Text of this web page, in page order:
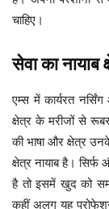
चाहिए।
सेवा का नायाब
एम्स में कार्यरत
क्षेत्र के मरीजों से
की भाषा और क्षेत्र
क्षेत्र नायाब है।
है तो इसमें खुद को
कहीं अलग यह